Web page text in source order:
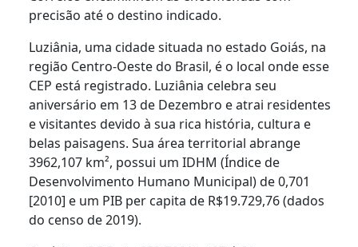
precisão até o destino indicado.
Luziânia, uma cidade situada no estado Goiás, na
região Centro-Oeste do Brasil, é o local onde esse
CEP está registrado. Luziânia celebra seu
aniversário em 13 de Dezembro e atrai residentes
e visitantes devido à sua rica história, cultura e
belas paisagens. Sua área territorial abrange
3962,107 km², possui um IDHM (Índice de
Desenvolvimento Humano Municipal) de 0,701
[2010] e um PIB per capita de R$19.729,76 (dados
do censo de 2019).